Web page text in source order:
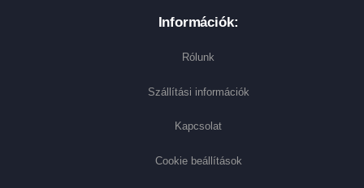
Információk:
Rólunk
Szállítási információk
Kapcsolat
Cookie beállítások